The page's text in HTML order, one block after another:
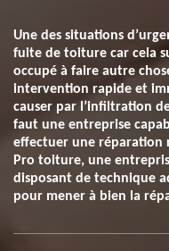
Une des situations
fuite de toiture car cela
occupé à faire autre
intervention rapide et
causer par l’infiltration
faut une entreprise
effectuer une réparation
Pro toiture, une
disposant de technique
pour mener à bien la